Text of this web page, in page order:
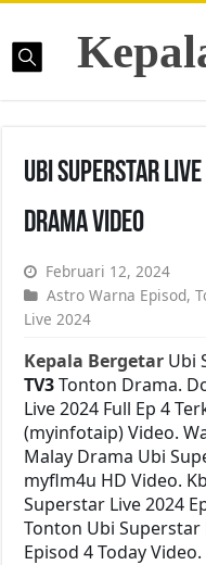
Ubi Superstar
Drama Video
Februari 12, 2024
Astro Warna Episod,
Live 2024
Kepala Bergetar Ubi
TV3Tonton Drama.
Live 2024 Full Ep 4
(myinfotaip) Video.
Malay Drama Ubi
myflm4u HD Video.
Superstar Live 2024
Tonton Ubi Superstar
Episod 4 Today Video.